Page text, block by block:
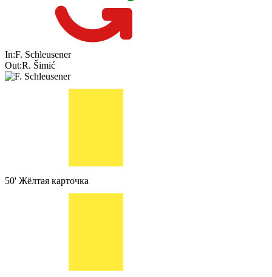
In:F. Schleusener
Out:R. Šimić
50' Жёлтая карточка